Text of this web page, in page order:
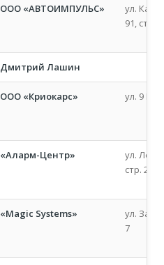
ООО «АВТОИМПУЛЬС»
ул.
91, стр. 3
Дмитрий Лашин
ООО «Криокарс» ул. 9
«Аларм-Центр»
ул.
стр. 24
«Magic Systems»
ул.
7